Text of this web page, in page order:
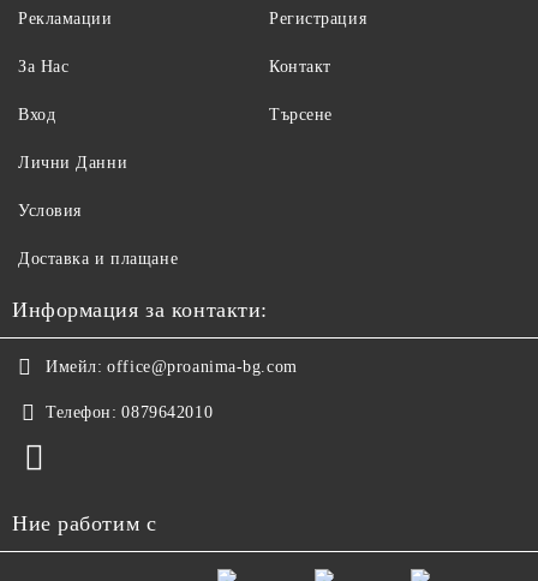
Рекламации
За Нас
Вход
Регистрация
Контакт
Търсене
Лични Данни
Условия
Доставка и плащане
Информация за контакти:
Имейл: office@proanima-bg.com
Телефон: 0879642010
Ние работим с